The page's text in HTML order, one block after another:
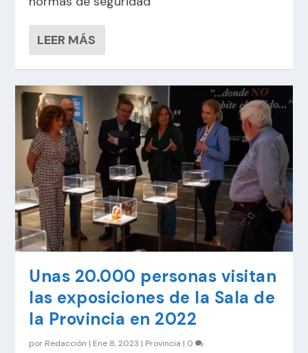
LEER MÁS
Unas 20.000 personas visitan
las exposiciones de la Sala de
la Provincia en 2022
por Redacción | Ene 8, 2023 | Provincia | 0